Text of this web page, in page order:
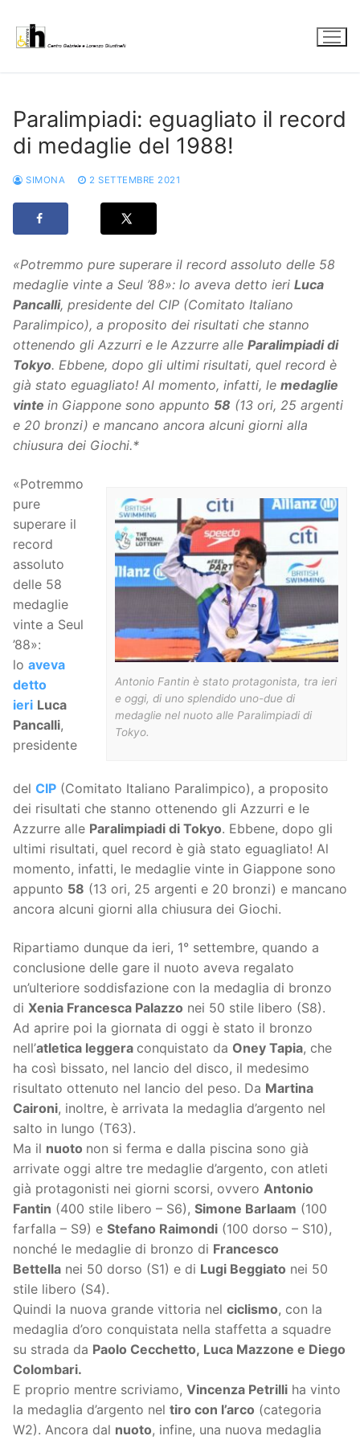
contenuto
Paralimpiadi: eguagliato il record
di medaglie del 1988!
SIMONA 2 SETTEMBRE 2021
«Potremmo pure superare il record assoluto delle 58
medaglie vinte a Seul ’88»: lo aveva detto ieri Luca
Pancalli, presidente del CIP (Comitato Italiano
Paralimpico), a proposito dei risultati che stanno
ottenendo gli Azzurri e le Azzurre alle Paralimpiadi di
Tokyo. Ebbene, dopo gli ultimi risultati, quel record è
già stato eguagliato! Al momento, infatti, le medaglie
vinte in Giappone sono appunto 58 (13 ori, 25 argenti
e 20 bronzi) e mancano ancora alcuni giorni alla
chiusura dei Giochi.*
Antonio Fantin è stato protagonista, tra ieri
e oggi, di uno splendido uno-due di
medaglie nel nuoto alle Paralimpiadi di
Tokyo.
«Potremmo
pure
superare il
record
assoluto
delle 58
medaglie
vinte a Seul
’88»:
lo aveva
detto
ieri Luca
Pancalli,
presidente
del CIP (Comitato Italiano Paralimpico), a proposito
dei risultati che stanno ottenendo gli Azzurri e le
Azzurre alle Paralimpiadi di Tokyo. Ebbene, dopo gli
ultimi risultati, quel record è già stato eguagliato! Al
momento, infatti, le medaglie vinte in Giappone sono
appunto 58 (13 ori, 25 argenti e 20 bronzi) e mancano
ancora alcuni giorni alla chiusura dei Giochi.
Ripartiamo dunque da ieri, 1° settembre, quando a
conclusione delle gare il nuoto aveva regalato
un’ulteriore soddisfazione con la medaglia di bronzo
di Xenia Francesca Palazzo nei 50 stile libero (S8).
Ad aprire poi la giornata di oggi è stato il bronzo
nell’atletica leggera conquistato da Oney Tapia, che
ha così bissato, nel lancio del disco, il medesimo
risultato ottenuto nel lancio del peso. Da Martina
Caironi, inoltre, è arrivata la medaglia d’argento nel
salto in lungo (T63).
Ma il nuoto non si ferma e dalla piscina sono già
arrivate oggi altre tre medaglie d’argento, con atleti
già protagonisti nei giorni scorsi, ovvero Antonio
Fantin (400 stile libero – S6), Simone Barlaam (100
farfalla – S9) e Stefano Raimondi (100 dorso – S10),
nonché le medaglie di bronzo di Francesco
Bettella nei 50 dorso (S1) e di Lugi Beggiato nei 50
stile libero (S4).
Quindi la nuova grande vittoria nel ciclismo, con la
medaglia d’oro conquistata nella staffetta a squadre
su strada da Paolo Cecchetto, Luca Mazzone e Diego
Colombari.
E proprio mentre scriviamo, Vincenza Petrilli ha vinto
la medaglia d’argento nel tiro con l’arco (categoria
W2). Ancora dal nuoto, infine, una nuova medaglia